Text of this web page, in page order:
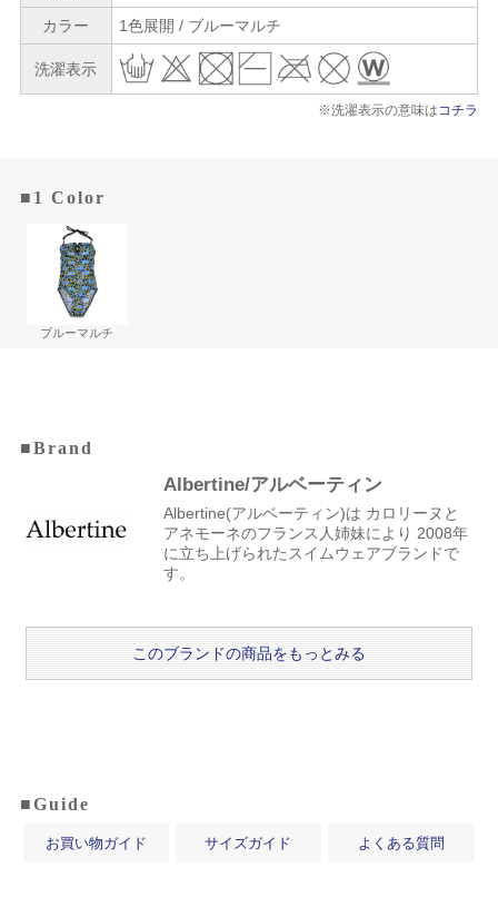
カラー 1色展開 / ブルーマルチ
洗濯表示
※洗濯表示の意味はコチラ
■1 Color
ブルーマルチ
■Brand
Albertine/アルベーティン
Albertine(アルベーティン)は カロリーヌと
アネモーネのフランス人姉妹により 2008年
に立ち上げられたスイムウェアブランドで
す。
このブランドの商品をもっとみる
■Guide
お買い物ガイド サイズガイド よくある質問